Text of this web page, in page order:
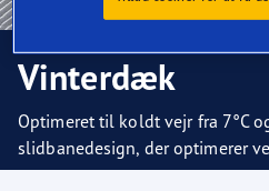
Vinterdæk
Optimeret til koldt vejr fra 7°C
slidbanedesign, der optimerer